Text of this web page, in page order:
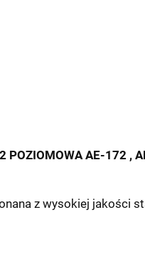
POZIOMOWA AE-172 ,
z wysokiej jakości